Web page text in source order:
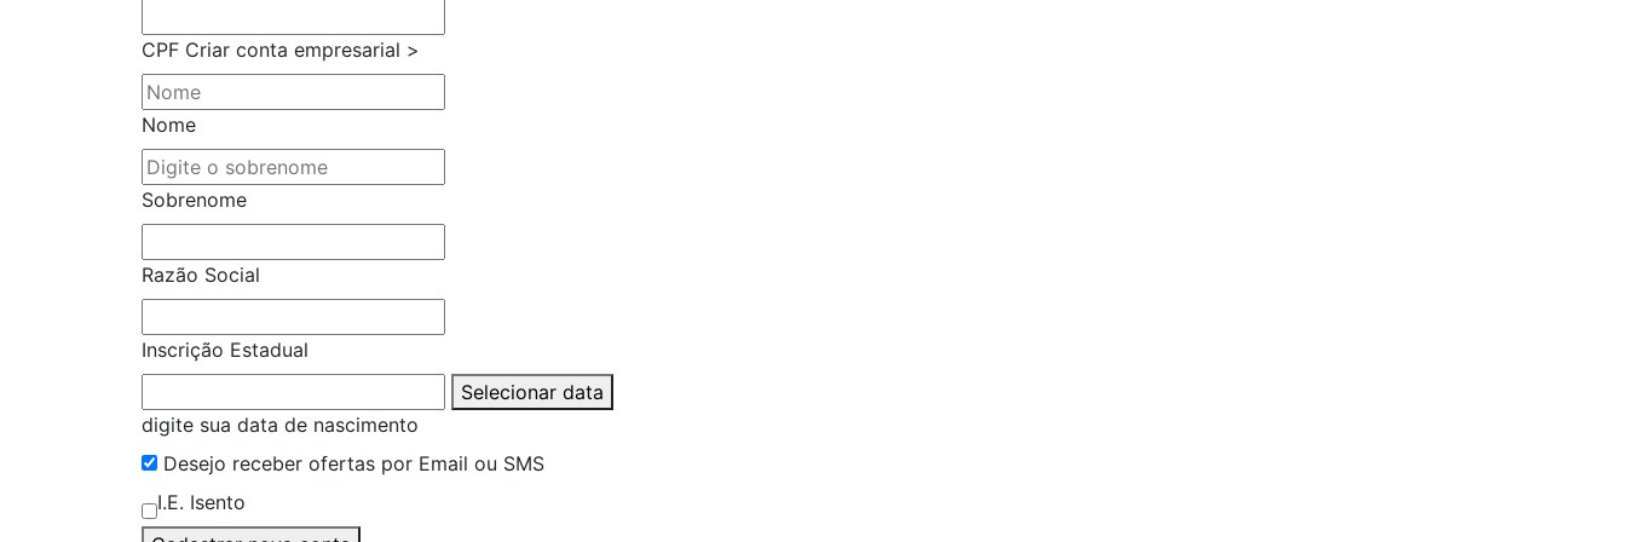
CPF Criar conta empresarial >
Nome
Sobrenome
Razão Social
Inscrição Estadual
Selecionar data
digite sua data de nascimento
Desejo receber ofertas por Email ou SMS
I.E. Isento